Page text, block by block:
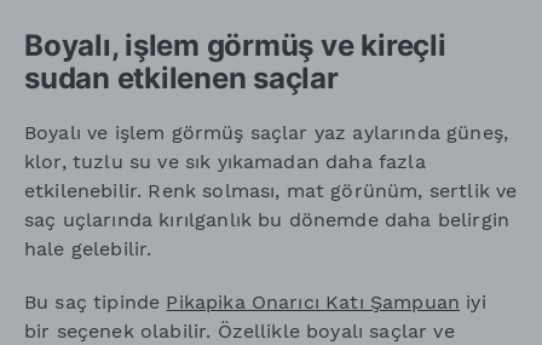
Boyalı, işlem görmüş ve kireçli
sudan etkilenen saçlar
Boyalı ve işlem görmüş saçlar yaz aylarında güneş,
klor, tuzlu su ve sık yıkamadan daha fazla
etkilenebilir. Renk solması, mat görünüm, sertlik ve
saç uçlarında kırılganlık bu dönemde daha belirgin
hale gelebilir.
Bu saç tipinde Pikapika Onarıcı Katı Şampuan iyi
bir seçenek olabilir. Özellikle boyalı saçlar ve